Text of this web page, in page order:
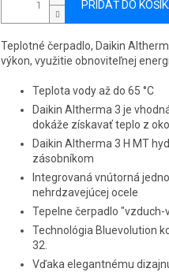
PRIDAŤ DO
Teplotné čerpadlo, Daikin
výkon, využitie obnoviteľnej
Teplota vody až do 65 °C
Daikin Altherma 3 je
dokáže získavať teplo z
Daikin Altherma 3 H MT
zásobníkom
Integrovaná vnútorná
nehrdzavejúcej ocele
Tepelne čerpadlo "vzduch-
Technológia Bluevolution
32.
Vďaka elegantnému